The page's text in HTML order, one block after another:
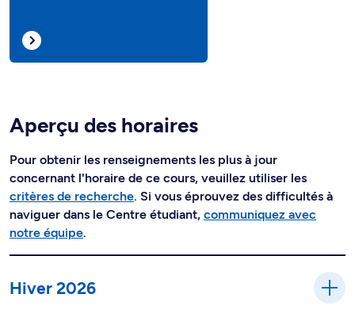
Aperçu des horaires
Pour obtenir les renseignements les plus à jour
concernant l'horaire de ce cours, veuillez utiliser les
critères de recherche. Si vous éprouvez des difficultés à
naviguer dans le Centre étudiant, communiquez avec
notre équipe.
Hiver 2026